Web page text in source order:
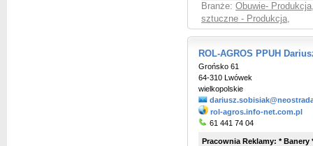
Branże: Obuwie-
sztuczne - Produkcja,
ROL-AGROS PPUH
Grońsko 61
64-310 Lwówek
wielkopolskie
rol-agros.info-net.com.pl
61 441 74 04
Pracownia Reklamy: *